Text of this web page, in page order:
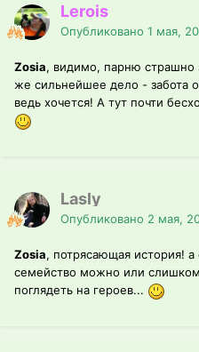
Lerois
Опубликовано 1 мая,
Zosia, видимо, парню страшно
же сильнейшее дело - забота
ведь хочется! А тут почти
Lasly
Опубликовано 2 мая,
Zosia, потрясающая история! а
семейство можно или
поглядеть на героев...